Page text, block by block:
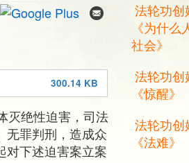
300.14 KB
灭绝性迫害，司法
无罪判刑，造成众
对下述迫害案立案
法轮功创
《为什么
社会》
法轮功创
《惊醒》
法轮功创
《法难》